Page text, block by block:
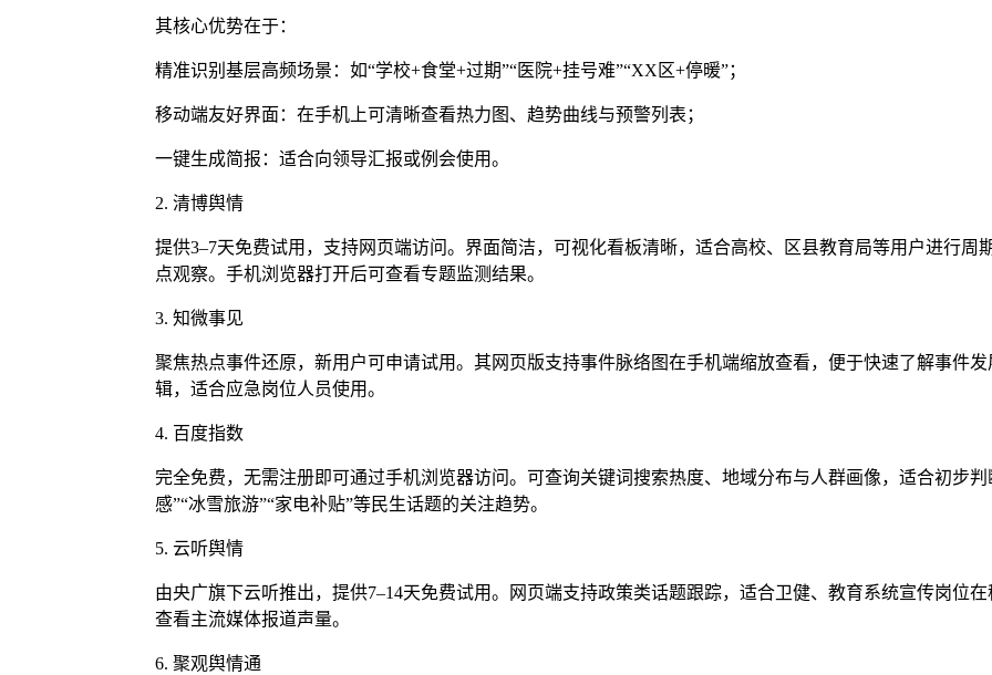
其核心优势在于：
精准识别基层高频场景：如“学校+食堂+过期”“医院+挂号难”“XX区+停暖”；
移动端友好界面：在手机上可清晰查看热力图、趋势曲线与预警列表；
一键生成简报：适合向领导汇报或例会使用。
2. 清博舆情
提供3–7天免费试用，支持网页端访问。界面简洁，可视化看板清晰，适合高校、区县教育局等用户进行周
点观察。手机浏览器打开后可查看专题监测结果。
3. 知微事见
聚焦热点事件还原，新用户可申请试用。其网页版支持事件脉络图在手机端缩放查看，便于快速了解事件发
辑，适合应急岗位人员使用。
4. 百度指数
完全免费，无需注册即可通过手机浏览器访问。可查询关键词搜索热度、地域分布与人群画像，适合初步判
感”“冰雪旅游”“家电补贴”等民生话题的关注趋势。
5. 云听舆情
由央广旗下云听推出，提供7–14天免费试用。网页端支持政策类话题跟踪，适合卫健、教育系统宣传岗位在
查看主流媒体报道声量。
6. 聚观舆情通